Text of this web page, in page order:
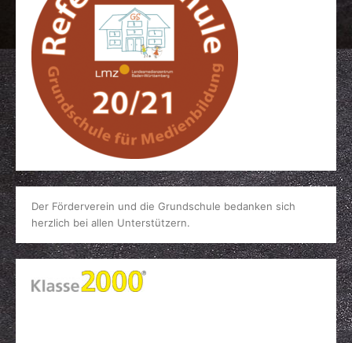
Der Förderverein und die Grundschule bedanken sich
herzlich bei allen Unterstützern.